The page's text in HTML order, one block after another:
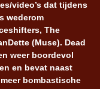
video’s dat tijdens
wederom
The
(Muse). Dead
weer boordevol
en bevat naast
bombastische